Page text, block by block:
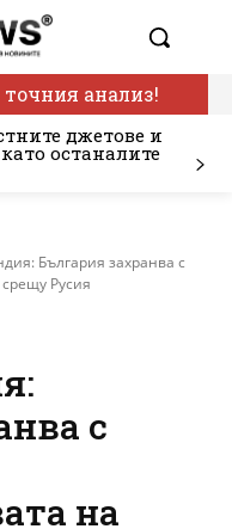
анализ!
джетове и
останалите
България захранва с
Русия
с
на